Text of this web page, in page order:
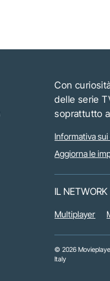
Con
delle serie
soprattutto
Informativa
Aggiorna le
IL NETWORK
Multiplayer
© 2026
Italy